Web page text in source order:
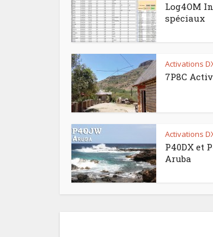
Log4OM
spéciaux
Activations
7P8C
Activations
P40DX et
Aruba